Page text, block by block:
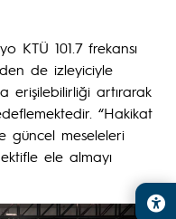
KTÜ 101.7 frekansı
de izleyiciyle
erişilebilirliği artırarak
“Hakikat
güncel meseleleri
ele almayı